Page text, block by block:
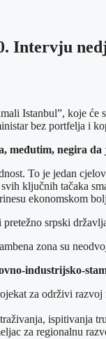
Intervju
Istanbul”, koje će
bez portfelja i
međutim, negira
To je jedan
ključnih tačaka
ekonomskom
pretežno srpski
zona su
industrijsko-
za održivi
ispitivanja
za regionalnu